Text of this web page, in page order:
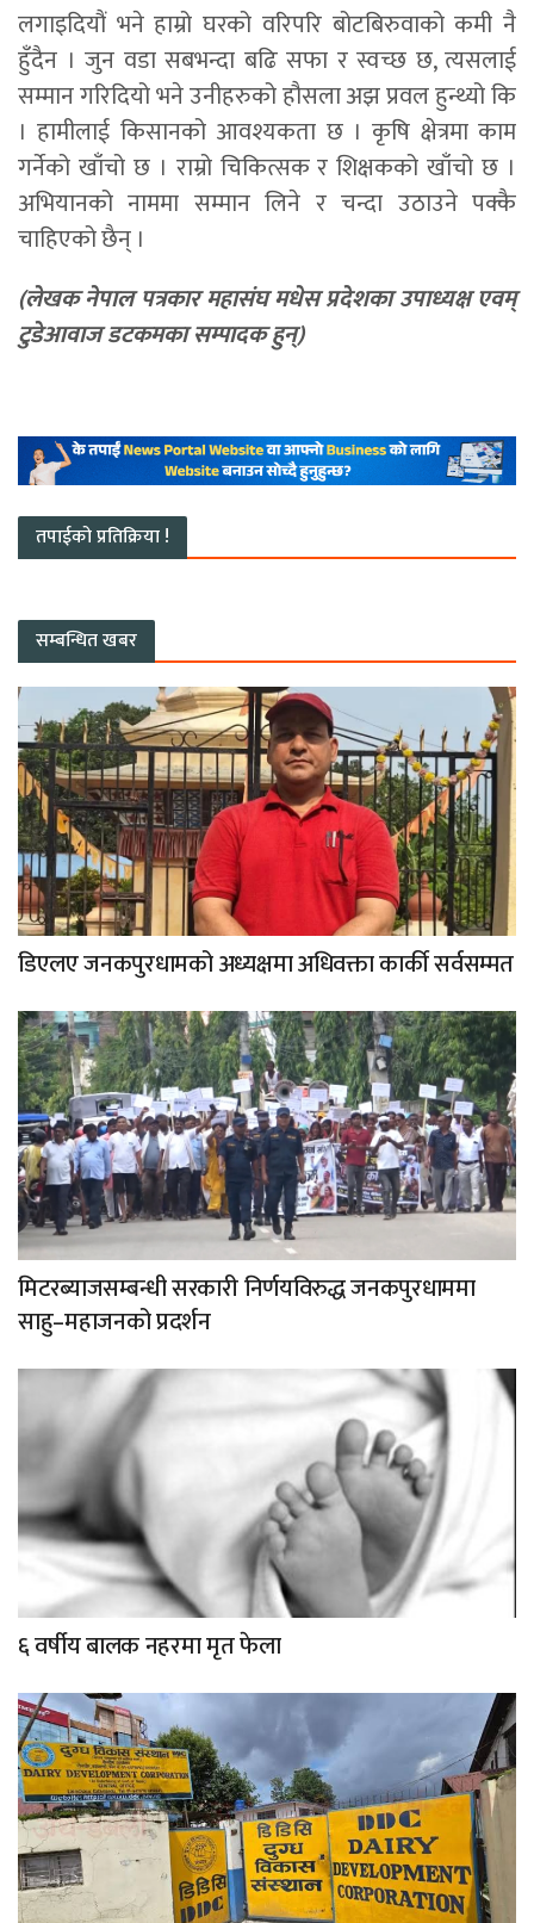
लगाइदियौं भने हाम्रो घरको वरिपरि बोटबिरुवाको कमी नै
हुँदैन । जुन वडा सबभन्दा बढि सफा र स्वच्छ छ, त्यसलाई
सम्मान गरिदियो भने उनीहरुको हौसला अझ प्रवल हुन्थ्यो कि
। हामीलाई किसानको आवश्यकता छ । कृषि क्षेत्रमा काम
गर्नेको खाँचो छ । राम्रो चिकित्सक र शिक्षकको खाँचो छ ।
अभियानको नाममा सम्मान लिने र चन्दा उठाउने पक्कै
चाहिएको छैन् ।
(लेखक नेपाल पत्रकार महासंघ मधेस प्रदेशका उपाध्यक्ष एवम्
टुडेआवाज डटकमका सम्पादक हुन्)
तपाईको प्रतिक्रिया !
सम्बन्धित खबर
डिएलए जनकपुरधामको अध्यक्षमा अधिवक्ता कार्की सर्वसम्मत
मिटरब्याजसम्बन्धी सरकारी निर्णयविरुद्ध जनकपुरधाममा
साहु–महाजनको प्रदर्शन
६ वर्षीय बालक नहरमा मृत फेला